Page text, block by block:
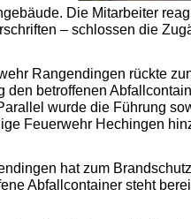
Die Mitarbeiter
– schlossen die
Rangendingen rückte
den betroffenen
wurde die Führung
Feuerwehr Hechingen
hat zum
Abfallcontainer steht